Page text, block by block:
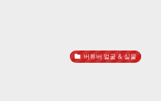
버튜버 얼굴 & 실물